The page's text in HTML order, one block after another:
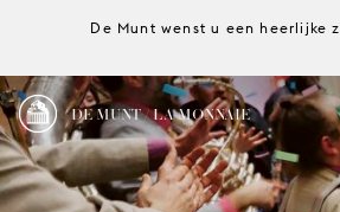
De Munt wenst u een heerlijke
DE MUNT / LA MONNAIE